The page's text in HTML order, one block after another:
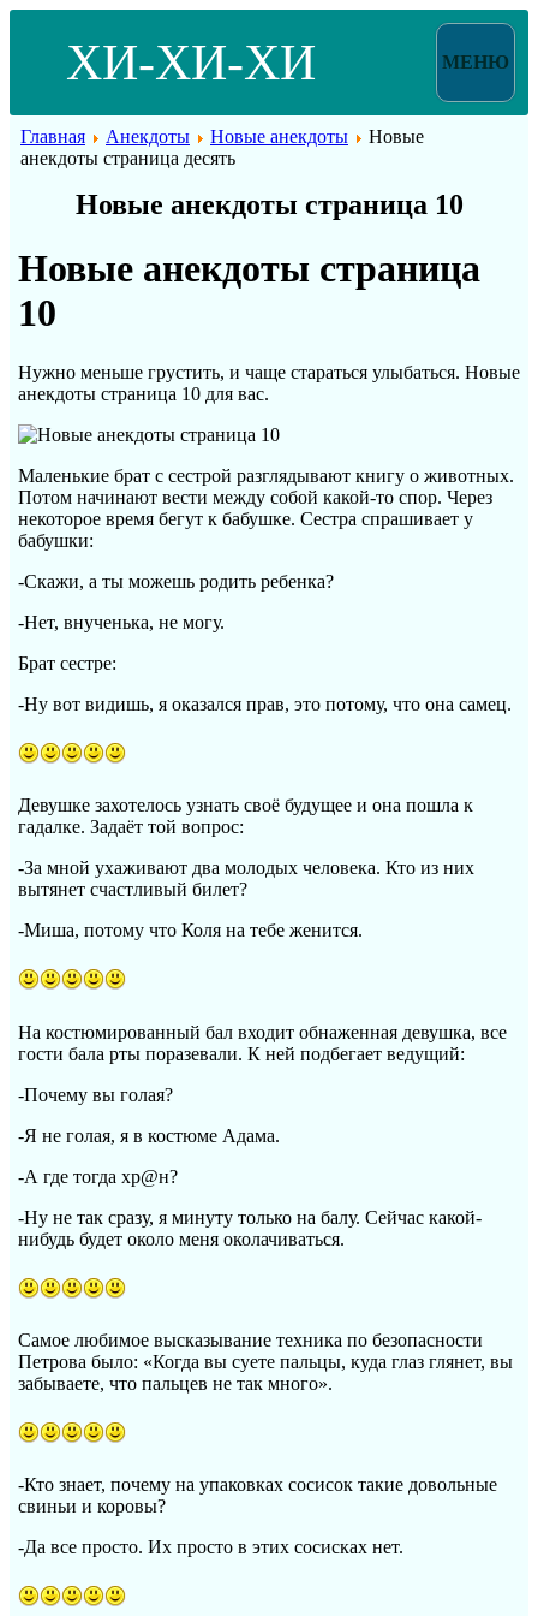
ХИ-ХИ-ХИ МЕНЮ
Главная Анекдоты Новые анекдоты
Новые
анекдоты страница десять
Новые анекдоты страница 10
Новые анекдоты страница
10
Нужно меньше грустить, и чаще стараться улыбаться. Новые
анекдоты страница 10 для вас.
Маленькие брат с сестрой разглядывают книгу о животных.
Потом начинают вести между собой какой-то спор. Через
некоторое время бегут к бабушке. Сестра спрашивает у
бабушки:
-Скажи, а ты можешь родить ребенка?
-Нет, внученька, не могу.
Брат сестре:
-Ну вот видишь, я оказался прав, это потому, что она самец.
Девушке захотелось узнать своё будущее и она пошла к
гадалке. Задаёт той вопрос:
-За мной ухаживают два молодых человека. Кто из них
вытянет счастливый билет?
-Миша, потому что Коля на тебе женится.
На костюмированный бал входит обнаженная девушка, все
гости бала рты поразевали. К ней подбегает ведущий:
-Почему вы голая?
-Я не голая, я в костюме Адама.
-А где тогда хр@н?
-Ну не так сразу, я минуту только на балу. Сейчас какой-
нибудь будет около меня околачиваться.
Самое любимое высказывание техника по безопасности
Петрова было: «Когда вы суете пальцы, куда глаз глянет, вы
забываете, что пальцев не так много».
-Кто знает, почему на упаковках сосисок такие довольные
свиньи и коровы?
-Да все просто. Их просто в этих сосисках нет.